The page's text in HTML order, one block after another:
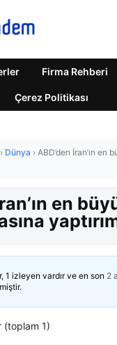
Firma Rehberi
Çerez Politikası
› Dünya › ABD’den İran’ın en
en
1 izleyen vardır ve en son 2
(toplam 1)